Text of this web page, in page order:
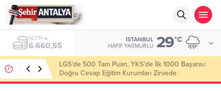
ALTIN
6.660,55
İSTANBUL
HAFIF YAĞMURLU 29°C
LGS’de 500 Tam Puan, YKS’de İlk 1000 Başarısı:
Doğru Cevap Eğitim Kurumları Zirvede